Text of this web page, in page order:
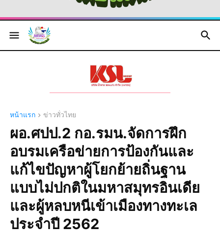
หน้าแรก ข่าวทั่วไทย
ผอ.ศปป.2 กอ.รมน.จัดการฝึก
อบรมเครือข่ายการป้องกันและ
แก้ไขปัญหาผู้โยกย้ายถิ่นฐาน
แบบไม่ปกติในมหาสมุทรอินเดีย
และผู้หลบหนีเข้าเมืองทางทะเล
ประจำปี 2562